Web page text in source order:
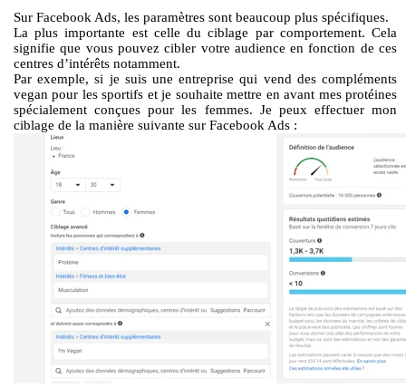
Sur Facebook Ads, les paramètres sont beaucoup plus spécifiques.
La plus importante est celle du ciblage par comportement. Cela
signifie que vous pouvez cibler votre audience en fonction de ces
centres d’intérêts notamment.
Par exemple, si je suis une entreprise qui vend des compléments
vegan pour les sportifs et je souhaite mettre en avant mes protéines
spécialement conçues pour les femmes. Je peux effectuer mon
ciblage de la manière suivante sur Facebook Ads :